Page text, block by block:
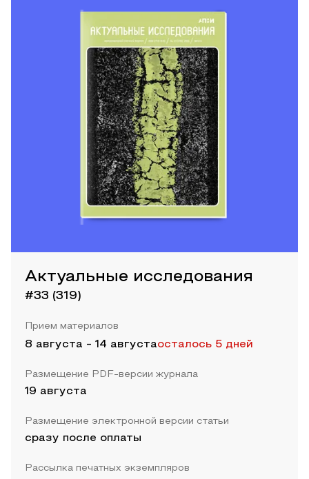
Актуальные исследования
#33 (319)
Прием материалов
8 августа - 14 августаосталось 5 дней
Размещение PDF-версии журнала
19 августа
Размещение электронной версии статьи
сразу после оплаты
Рассылка печатных экземпляров